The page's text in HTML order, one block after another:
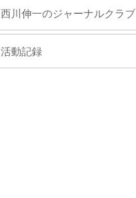
西川伸一のジャーナルクラブ
活動記録